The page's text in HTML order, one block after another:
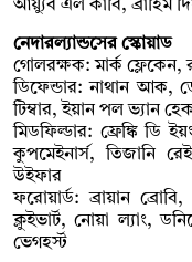
আয়্যুব এল কাবি, ব্রাহিম
নেদারল্যান্ডসের স্কোয়াড
গোলরক্ষক: মার্ক ফ্লেকেন,
ডিফেন্ডার: নাথান আক,
টিম্বার, ইয়ান পল ভ্যান
মিডফিল্ডার: ফ্রেঙ্কি ডি
কুপমেইনার্স, তিজানি
উইফার
ফরোয়ার্ড: ব্রায়ান
ক্লুইভার্ট, নোয়া ল্যাং,
ভেগহর্স্ট